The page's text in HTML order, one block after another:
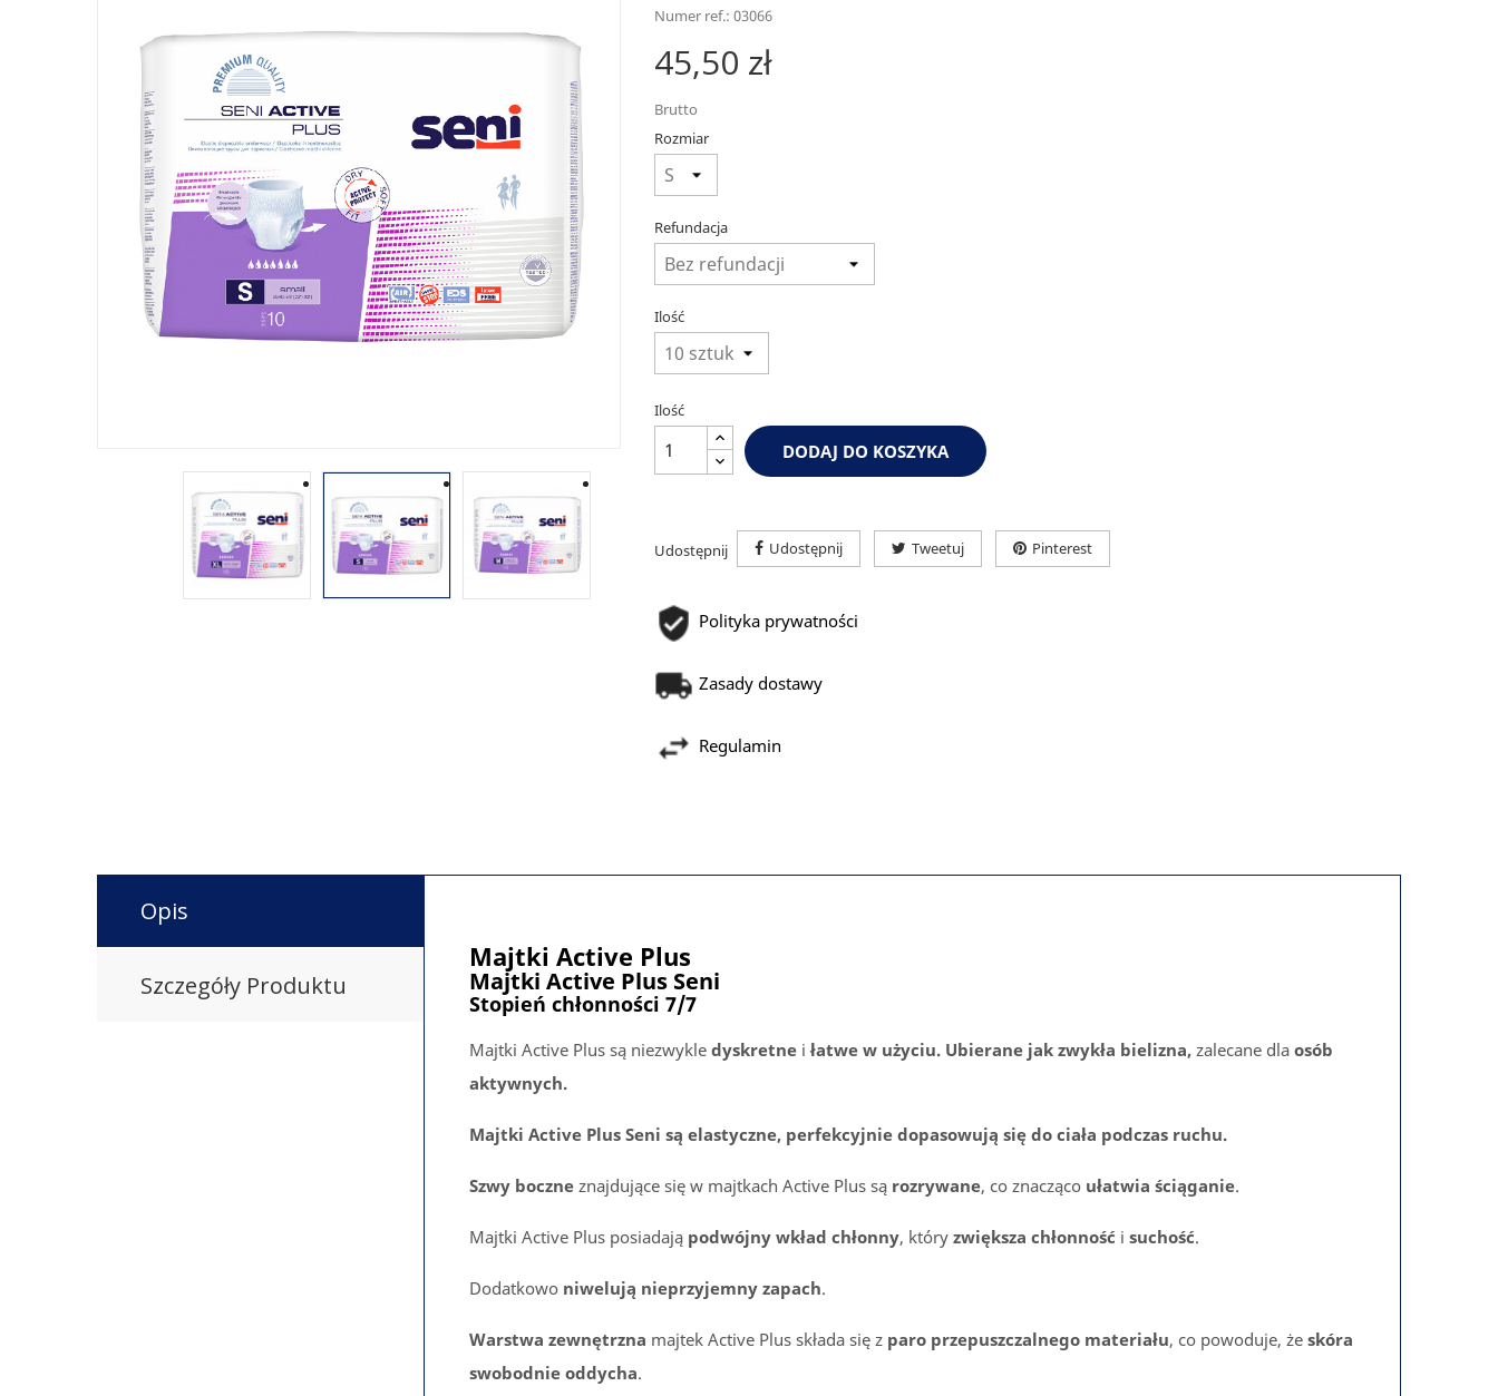
Numer ref.: 03066
45,50 zł
Brutto
Rozmiar
Refundacja
Ilość
Ilość
DODAJ DO KOSZYKA
Udostępnij Udostępnij Tweetuj Pinterest
Polityka prywatności
Zasady dostawy
Regulamin
Opis
Szczegóły Produktu
Majtki Active Plus
Majtki Active Plus Seni
Stopień chłonności 7/7
Majtki Active Plus są niezwykledyskretne i łatwe w użyciu. Ubierane jak zwykła bielizna, zalecane dlaosób
aktywnych.
Majtki Active Plus Seni są elastyczne, perfekcyjnie dopasowują się do ciała podczas ruchu.
Szwy boczneznajdujące się w majtkach Active Plus są rozrywane, co znacząco ułatwia ściąganie.
Majtki Active Plus posiadają podwójny wkład chłonny, który zwiększa chłonność i suchość.
Dodatkowo niwelują nieprzyjemny zapach.
Warstwa zewnętrzna majtek Active Plus składa się z paro przepuszczalnego materiału, co powoduje, że skóra
swobodnie oddycha.